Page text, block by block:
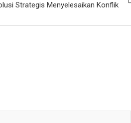
Strategis Menyelesaikan Konflik